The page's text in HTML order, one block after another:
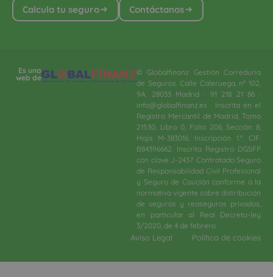
Calcula tu seguro Contáctanos
Es una
web de
© Globalfinanz Gestión Correduría
de Seguros. Calle Caleruega, nº 102,
9A, 28033 Madrid · 91 218 21 86 ·
info@globalfinanz.es · Inscrita en el
Registro Mercantil de Madrid, Tomo
21530, Libro 0, Folio 206, Sección 8,
Hoja M-383016. Inscripción 1.ª. CIF.
B84396662. Inscrita Registro DGSFP
con clave J-2437. Contratado Seguro
de Responsabilidad Civil Profesional
y Seguro de Caución conforme a la
normativa vigente sobre distribución
de seguros y reaseguros privados,
en particular al Real Decreto-ley
3/2020, de 4 de febrero.​
Aviso Legal Política de cookies